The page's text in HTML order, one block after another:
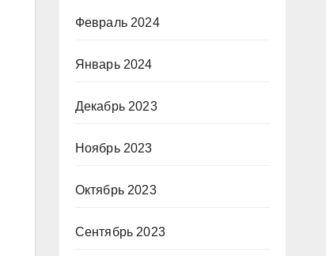
Февраль 2024
Январь 2024
Декабрь 2023
Ноябрь 2023
Октябрь 2023
Сентябрь 2023